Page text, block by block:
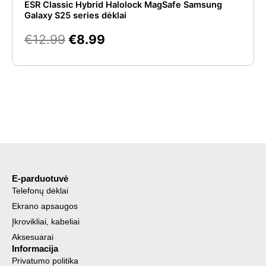
ESR Classic Hybrid Halolock MagSafe Samsung
Galaxy S25 series dėklai
€12.99 €8.99
E-parduotuvė
Telefonų dėklai
Ekrano apsaugos
Įkrovikliai, kabeliai
Aksesuarai
Informacija
Privatumo politika